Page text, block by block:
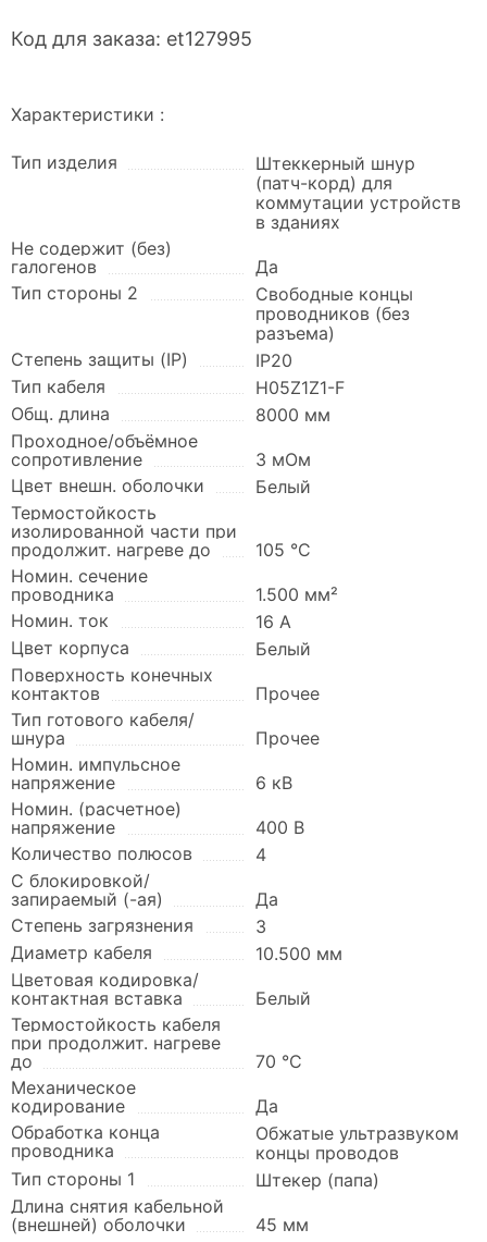
Код для заказа: et127995
Характеристики :
Тип изделия
Штеккерный шнур
(патч-корд) для
коммутации устройств
в зданиях
Не содержит (без)
галогенов
Да
Тип стороны 2
Свободные концы
проводников (без
разъема)
Степень защиты (IP)
IP20
Тип кабеля
H05Z1Z1-F
Общ. длина
8000 мм
Проходное/объёмное
сопротивление
3 мОм
Цвет внешн. оболочки
Белый
Термостойкость
изолированной части при
продолжит. нагреве до
105 °C
Номин. сечение
проводника
1.500 мм²
Номин. ток
16 А
Цвет корпуса
Белый
Поверхность конечных
контактов
Прочее
Тип готового кабеля/
шнура
Прочее
Номин. импульсное
напряжение
6 кВ
Номин. (расчетное)
напряжение
400 В
Количество полюсов
4
С блокировкой/
запираемый (-ая)
Да
Степень загрязнения
3
Диаметр кабеля
10.500 мм
Цветовая кодировка/
контактная вставка
Белый
Термостойкость кабеля
при продолжит. нагреве
до
70 °C
Механическое
кодирование
Да
Обработка конца
проводника
Обжатые ультразвуком
концы проводов
Тип стороны 1
Штекер (папа)
Длина снятия кабельной
(внешней) оболочки
45 мм